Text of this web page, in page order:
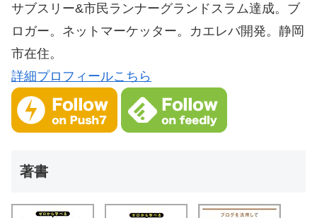
サブスリー&市民ランナーグランドスラム達成。ブ
ロガー。ネットマーケッター。カエレバ開発。静岡
市在住。
詳細プロフィールこちら
著書